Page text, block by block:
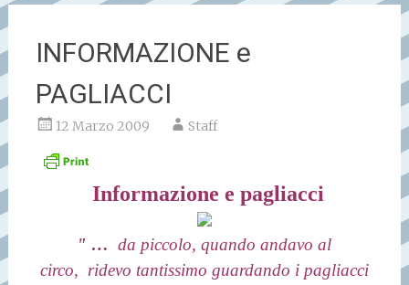
INFORMAZIONE e
PAGLIACCI
12 Marzo 2009 Staff
Informazione e pagliacci
" …da piccolo, quando andavo al
circo, ridevo tantissimo guardando i pagliacci